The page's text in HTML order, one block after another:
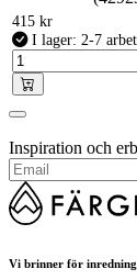
415 kr
I lager: 2-7
Inspiration och
Vi brinner för inredning